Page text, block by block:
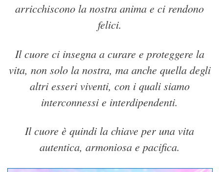
arricchiscono la nostra anima e ci rendono
felici.
Il cuore ci insegna a curare e proteggere la
vita, non solo la nostra, ma anche quella degli
altri esseri viventi, con i quali siamo
interconnessi e interdipendenti.
Il cuore è quindi la chiave per una vita
autentica, armoniosa e pacifica.